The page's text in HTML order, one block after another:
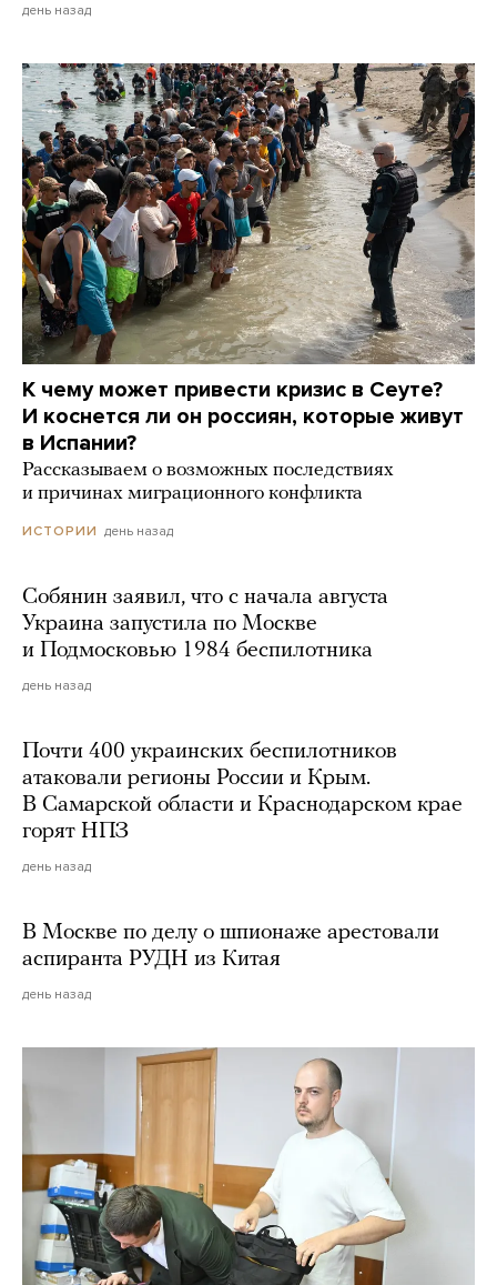
день назад
К чему может привести кризис в Сеуте?
И коснется ли он россиян, которые живут
в Испании?
Рассказываем о возможных последствиях
и причинах миграционного конфликта
ИСТОРИИ день назад
Собянин заявил, что с начала августа
Украина запустила по Москве
и Подмосковью 1984 беспилотника
день назад
Почти 400 украинских беспилотников
атаковали регионы России и Крым.
В Самарской области и Краснодарском крае
горят НПЗ
день назад
В Москве по делу о шпионаже арестовали
аспиранта РУДН из Китая
день назад